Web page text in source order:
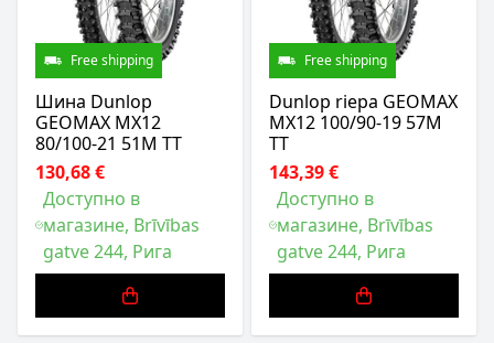
Free shipping
Шина Dunlop
GEOMAX MX12
80/100-21 51M TT
130,68 €
Доступно в
магазине, Brīvības
gatve 244, Рига
Free shipping
Dunlop riepa GEOMAX
MX12 100/90-19 57M
TT
143,39 €
Доступно в
магазине, Brīvības
gatve 244, Рига